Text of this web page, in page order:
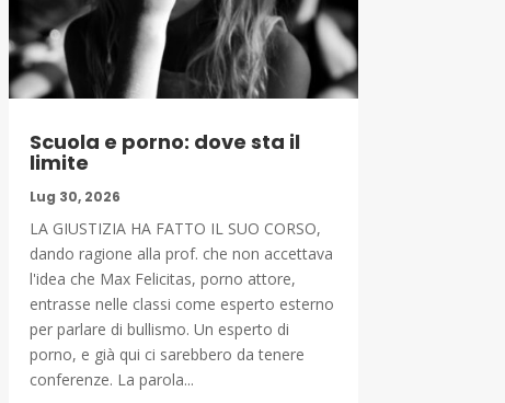
Scuola e porno: dove sta il
limite
Lug 30, 2026
LA GIUSTIZIA HA FATTO IL SUO CORSO,
dando ragione alla prof. che non accettava
l'idea che Max Felicitas, porno attore,
entrasse nelle classi come esperto esterno
per parlare di bullismo. Un esperto di
porno, e già qui ci sarebbero da tenere
conferenze. La parola...